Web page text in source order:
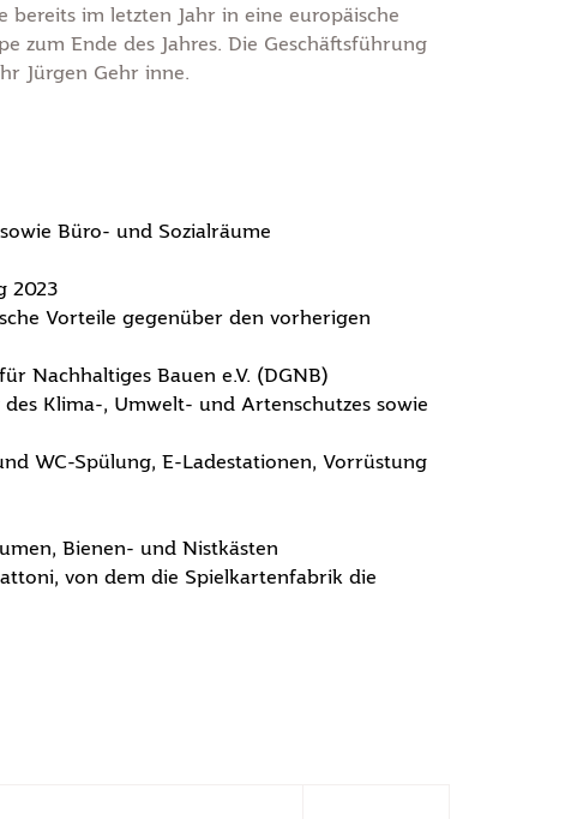
im letzten Jahr in eine europäische
zum Ende des Jahres. Die Geschäftsführung
Jürgen Gehr inne.
Büro- und Sozialräume
2023
Vorteile gegenüber den vorherigen
Nachhaltiges Bauen e.V. (DGNB)
Klima-, Umwelt- und Artenschutzes sowie
WC-Spülung, E-Ladestationen, Vorrüstung
Bienen- und Nistkästen
von dem die Spielkartenfabrik die